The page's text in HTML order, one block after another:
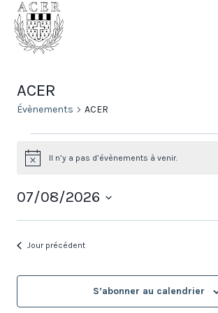
Aller
contenu
ACER
Évènements ACER
Évènements
for
août
7,
2026
Notice Il n’y a pas d’évènements à venir.
07/08/2026
Sélectionnez
Jour précédent
S’abonner au calendrier